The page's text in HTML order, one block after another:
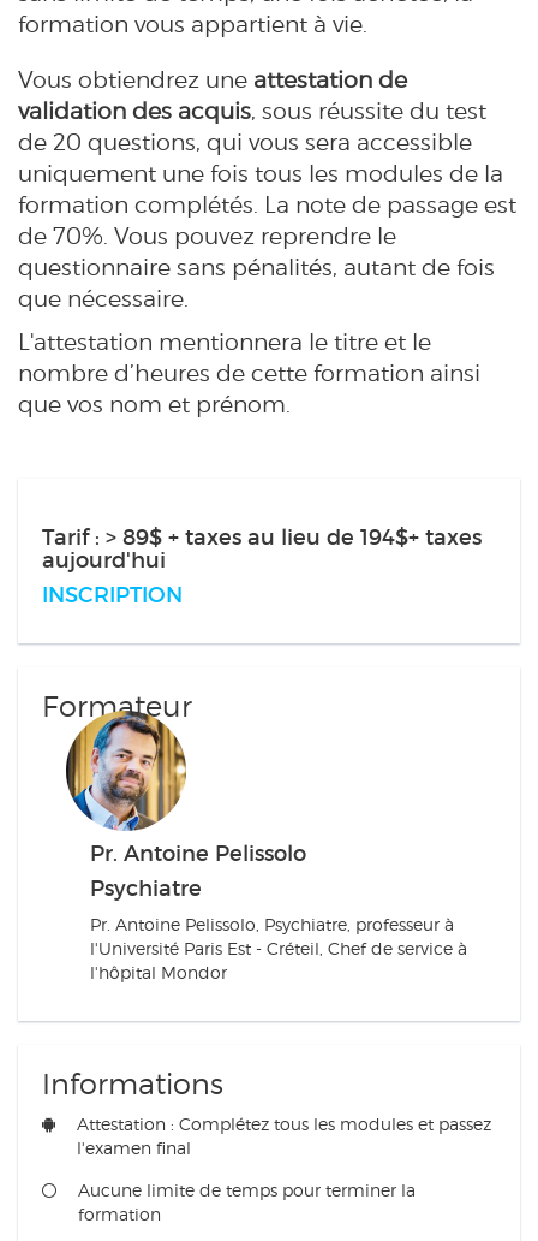
formation vous appartient à vie.
Vous obtiendrez une attestation de
validation des acquis, sous réussite du test
de 20 questions, qui vous sera accessible
uniquement une fois tous les modules de la
formation complétés. La note de passage est
de 70%. Vous pouvez reprendre le
questionnaire sans pénalités, autant de fois
que nécessaire.
L'attestation mentionnera le titre et le
nombre d’heures de cette formation ainsi
que vos nom et prénom.
Tarif : > 89$ + taxes au lieu de 194$+ taxes
aujourd'hui
INSCRIPTION
Formateur
Pr. Antoine Pelissolo
Psychiatre
Pr. Antoine Pelissolo, Psychiatre, professeur à
l'Université Paris Est - Créteil, Chef de service à
l'hôpital Mondor
Informations
Attestation : Complétez tous les modules et passez
l'examen final
Aucune limite de temps pour terminer la
formation